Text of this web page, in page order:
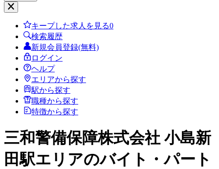
キープした求人を見る0
検索履歴
新規会員登録(無料)
ログイン
ヘルプ
エリアから探す
駅から探す
職種から探す
特徴から探す
三和警備保障株式会社 小島新
田駅エリアのバイト・パート